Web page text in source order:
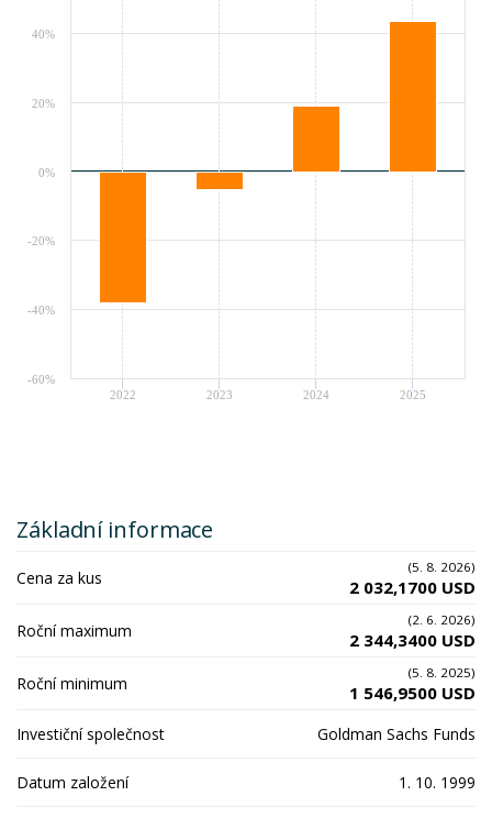
2022 2023 2024 2025
-60%
-40%
-20%
0%
20%
40%
Základní informace
Cena za kus (5. 8. 2026)
2 032,1700 USD
Roční maximum (2. 6. 2026)
2 344,3400 USD
Roční minimum (5. 8. 2025)
1 546,9500 USD
Investiční společnost Goldman Sachs Funds
Datum založení 1. 10. 1999